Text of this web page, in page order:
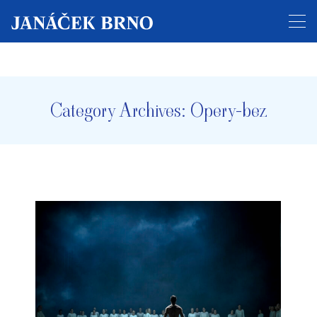
Prodej vstupenek na celý festival byl zahájen!
Category Archives: Opery-bez